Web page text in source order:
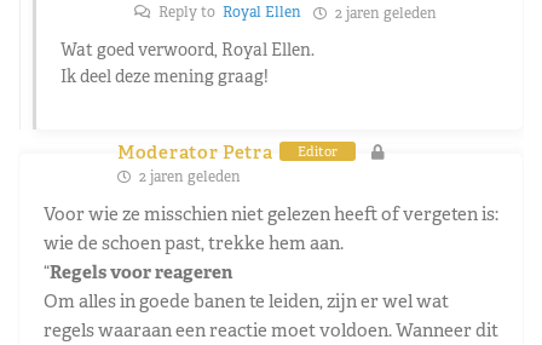
Reply to Royal Ellen 2 jaren geleden
Wat goed verwoord, Royal Ellen.
Ik deel deze mening graag!
Moderator Petra Editor
2 jaren geleden
Voor wie ze misschien niet gelezen heeft of vergeten is:
wie de schoen past, trekke hem aan.
“Regels voor reageren
Om alles in goede banen te leiden, zijn er wel wat
regels waaraan een reactie moet voldoen. Wanneer dit